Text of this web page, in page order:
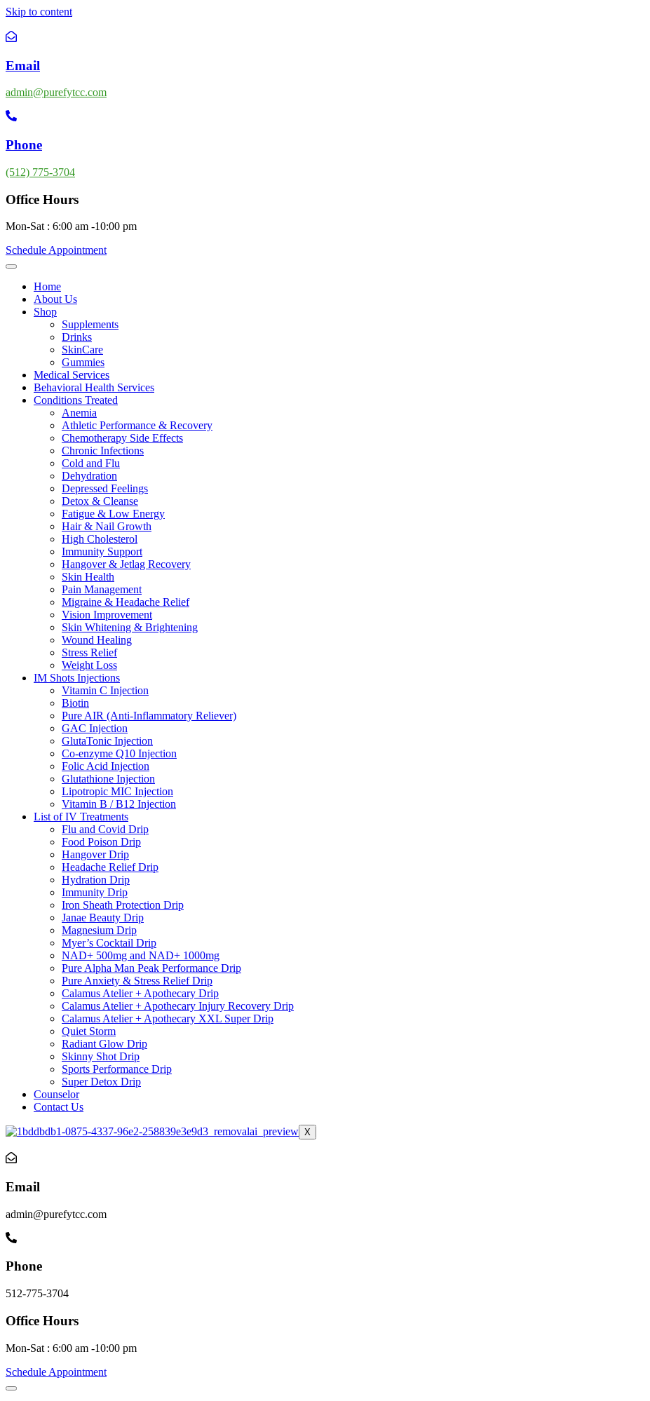
Skip to content
Email
admin@purefytcc.com
Phone
(512) 775-3704
Office Hours
Mon-Sat : 6:00 am -10:00 pm
Schedule Appointment
Home
About Us
Shop
Supplements
Drinks
SkinCare
Gummies
Medical Services
Behavioral Health Services
Conditions Treated
Anemia
Athletic Performance & Recovery
Chemotherapy Side Effects
Chronic Infections
Cold and Flu
Dehydration
Depressed Feelings
Detox & Cleanse
Fatigue & Low Energy
Hair & Nail Growth
High Cholesterol
Immunity Support
Hangover & Jetlag Recovery
Skin Health
Pain Management
Migraine & Headache Relief
Vision Improvement
Skin Whitening & Brightening
Wound Healing
Stress Relief
Weight Loss
IM Shots Injections
Vitamin C Injection
Biotin
Pure AIR (Anti-Inflammatory Reliever)
GAC Injection
GlutaTonic Injection
Co-enzyme Q10 Injection
Folic Acid Injection
Glutathione Injection
Lipotropic MIC Injection
Vitamin B / B12 Injection
List of IV Treatments
Flu and Covid Drip
Food Poison Drip
Hangover Drip
Headache Relief Drip
Hydration Drip
Immunity Drip
Iron Sheath Protection Drip
Janae Beauty Drip
Magnesium Drip
Myer’s Cocktail Drip
NAD+ 500mg and NAD+ 1000mg
Pure Alpha Man Peak Performance Drip
Pure Anxiety & Stress Relief Drip
Calamus Atelier + Apothecary Drip
Calamus Atelier + Apothecary Injury Recovery Drip
Calamus Atelier + Apothecary XXL Super Drip
Quiet Storm
Radiant Glow Drip
Skinny Shot Drip
Sports Performance Drip
Super Detox Drip
Counselor
Contact Us
X
Email
admin@purefytcc.com
Phone
512-775-3704
Office Hours
Mon-Sat : 6:00 am -10:00 pm
Schedule Appointment